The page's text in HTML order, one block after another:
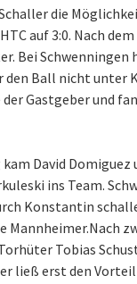
die
auf 3:0. Nach
Bei
den Ball nicht unter
der Gastgeber und
David
ins Team.
Konstantin
Mannheimer.Nach
Tobias
ließ erst den